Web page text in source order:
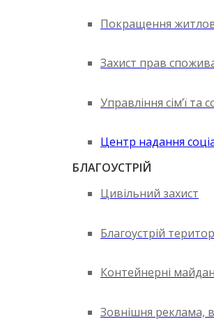
Покращення
Захист прав
Управління сім’ї та
Центр надання
БЛАГОУСТРІЙ
Цивільний захист
Благоустрій
Контейнерні
Зовнішня реклама,